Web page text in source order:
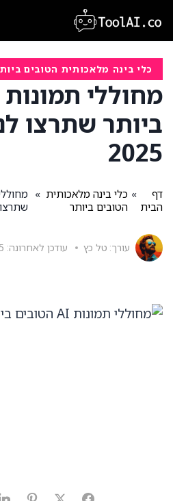
to
content
כלי בינה מלאכותית הטובים
ביותר שתרצו
2025
דף
הבית
» כלי בינה מלאכותית
הטובים ביותר
»
שתרצו
עורך: טל כץ עודכן לאחרונה: